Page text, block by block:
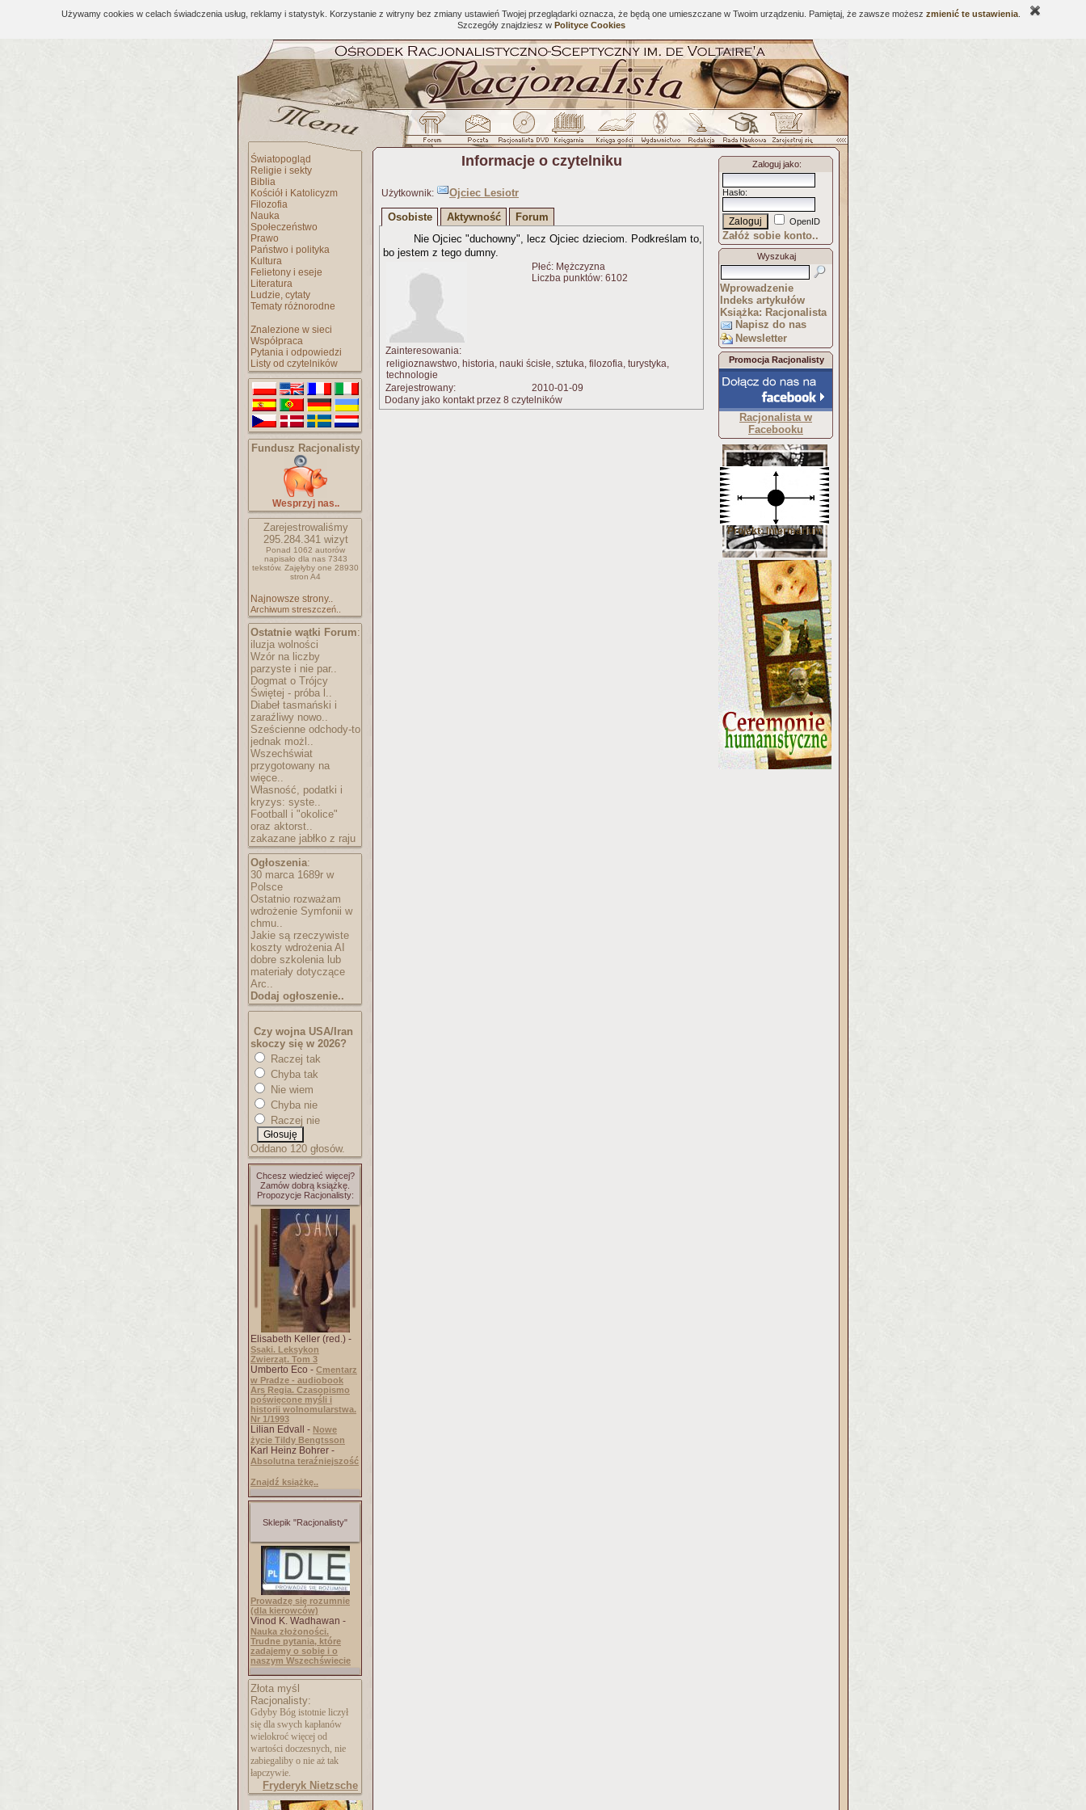
Używamy cookies w celach świadczenia usług, reklamy i statystyk. Korzystanie z witryny bez zmiany ustawień Twojej przeglądarki oznacza, że będą one umieszczane w Twoim urządzeniu. Pamiętaj, że zawsze możesz zmienić te ustawienia
Szczegóły znajdziesz w Polityce Cookies
Światopogląd
Religie i sekty
Biblia
Kościół i Katolicyzm
Filozofia
Nauka
Społeczeństwo
Prawo
Państwo i polityka
Kultura
Felietony i eseje
Literatura
Ludzie, cytaty
Tematy różnorodne
Znalezione w sieci
Współpraca
Pytania i odpowiedzi
Listy od czytelników
Fundusz Racjonalisty
Wesprzyj nas..
Zarejestrowaliśmy
295.284.341wizyt
Ponad 1062 autorów
napisało dla nas 7343
tekstów. Zajęłyby one 28930
stron A4
Najnowsze strony..
Archiwum streszczeń..
Ostatnie wątki Forum:
iluzja wolności
Wzór na liczby
parzyste i nie par..
Dogmat o Trójcy
Świętej - próba l..
Diabeł tasmański i
zaraźliwy nowo..
Sześcienne odchody-to
jednak możl..
Wszechświat
przygotowany na
więce..
Własność, podatki i
kryzys: syste..
Football i "okolice"
oraz aktorst..
zakazane jabłko z raju
Ogłoszenia:
30 marca 1689r w
Polsce
Ostatnio rozważam
wdrożenie Symfonii w
chmu..
Jakie są rzeczywiste
koszty wdrożenia AI
dobre szkolenia lub
materiały dotyczące
Arc..
Dodaj ogłoszenie..
Czy wojna USA/Iran
skoczy się w 2026?
Raczej tak
Chyba tak
Nie wiem
Chyba nie
Raczej nie
Oddano 120 głosów.
Chcesz wiedzieć więcej?
Zamów dobrą książkę.
Propozycje Racjonalisty:
Elisabeth Keller (red.) -
Ssaki. Leksykon
Zwierząt. Tom 3
Umberto Eco - Cmentarz
w Pradze - audiobook
Ars Regia. Czasopismo
poświęcone myśli i
historii wolnomularstwa.
Nr 1/1993
Lilian Edvall - Nowe
życie Tildy Bengtsson
Karl Heinz Bohrer -
Absolutna teraźniejszość
Znajdź książkę..
Sklepik "Racjonalisty"
Prowadzę się rozumnie
(dla kierowców)
Vinod K. Wadhawan -
Nauka złożoności.
Trudne pytania, które
zadajemy o sobie i o
naszym Wszechświecie
Złota myśl
Racjonalisty:
Gdyby Bóg istotnie liczył
się dla swych kapłanów
wielokroć więcej od
wartości doczesnych, nie
zabiegaliby o nie aż tak
łapczywie.
Fryderyk Nietzsche
Informacje o czytelniku
Użytkownik:
Ojciec Lesiotr
Osobiste
Aktywność
Forum
Nie Ojciec "duchowny", lecz Ojciec dzieciom. Podkreślam to,
bo jestem z tego dumny.
Płeć: Mężczyzna
Liczba punktów: 6102
Zainteresowania:
religioznawstwo, historia, nauki ścisłe, sztuka, filozofia, turystyka,
technologie
Zarejestrowany:
2010-01-09
Dodany jako kontakt przez 8 czytelników
Zaloguj jako:
Hasło:
OpenID
Załóż sobie konto..
Wyszukaj
Wprowadzenie
Indeks artykułów
Książka: Racjonalista
Napisz do nas
Newsletter
Promocja Racjonalisty
Racjonalista w
Facebooku